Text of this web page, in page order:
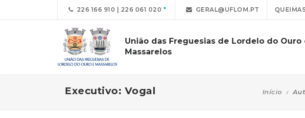
226 166 910 | 226 061 020 GERAL@UFLOM.PT
União das Freguesias de Lordelo do Ouro
Massarelos
Executivo: Vogal Início